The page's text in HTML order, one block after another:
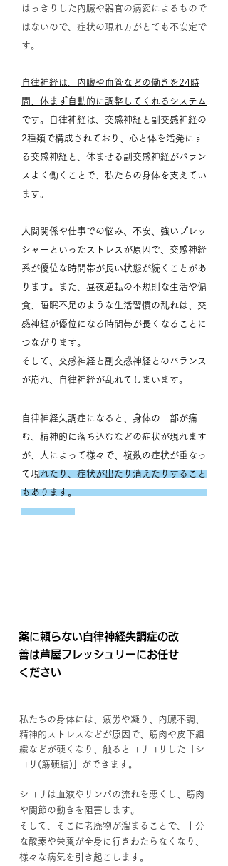
はっきりした内臓や器官の病変によるもので
はないので、症状の現れ方がとても不安定で
す。
自律神経は、内臓や血管 などの働きを24時
間、休まず自動的に調整してくれるシステム
です。
自律神経は、交感神経と副交感神経の
2種類で構成されており、心と体を活発にす
る交感神経と、休ませる副交感神経がバラン
スよく働くことで、私たちの身体を支えてい
ます。
人間関係や仕事での悩み、不安、強いプレッ
シャーといったストレスが原因で、交感神経
系が優位な時間帯が長い状態が続くことがあ
ります。
また、昼夜逆転の不規則な生活や偏
食、睡眠不足のような生活習慣の乱れは、交
感神経が優位になる時間帯が長くなることに
つながります。
​そして、交感神経と副交感神経とのバランス
が崩れ、自律神経が乱れてしまいます。
自律神経失調症になると、身体の一部が痛
む、精神的に落ち込むなどの症状が現れます
が、人によって様々で、複数の症状が重なっ
て現れたり、症状が出たり消えたりすること
もあります。
​薬に頼らない自律神経失調症の改
善は芦屋フレッシュリーにお任せ
ください
私たちの身体には、疲労や凝り、内臓不調、
精神的ストレスなどが原因で、筋肉や皮下組
織などが硬くなり、触るとコリコリした「シ
コリ(筋硬結)」ができます。
シコリは血液やリンパの流れを悪くし、筋肉
や関節の動きを阻害します。
そして、そこに老廃物が溜まることで、十分
な酸素や栄養が全身に行きわたらなくなり、
様々な病気を引き起こします。